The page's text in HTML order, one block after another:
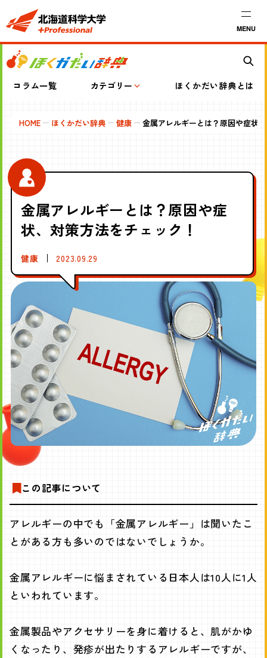
MENU
コラム一覧 カテゴリー ほくかだい辞典とは
HOME ほくかだい辞典 健康 金属アレルギーとは？原因や症状
金属アレルギーとは？原因や症
状、対策方法をチェック！
健康 2023.09.29
この記事について
アレルギーの中でも「金属アレルギー」は聞いたこ
とがある方も多いのではないでしょうか。
金属アレルギーに悩まされている日本人は10人に1人
といわれています。
金属製品やアクセサリーを身に着けると、肌がかゆ
くなったり、発疹が出たりするアレルギーですが、